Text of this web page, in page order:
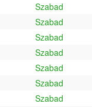
Szabad
Szabad
Szabad
Szabad
Szabad
Szabad
Szabad